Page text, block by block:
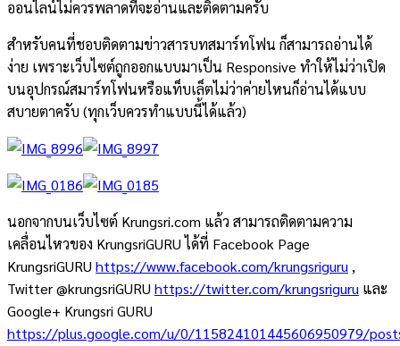
ออนไลน์ไม่ควรพลาดที่จะอ่านและติดตามครับ
สำหรับคนที่ชอบติดตามข่าวสารบทสมาร์ทโฟน ก็สามารถอ่านได้
ง่าย เพราะเว็บไซต์ถูกออกแบบมาเป็น Responsive ทำให้ไม่ว่าเปิด
บนอุปกรณ์สมาร์ทโฟนหรือแท็บเล็ตไม่ว่าค่ายไหนก็อ่านได้แบบ
สบายตาครับ (ทุกเว็บควรทำแบบนี้ได้แล้ว)
นอกจากบนเว็บไซต์ Krungsri.com แล้ว สามารถติดตามความ
เคลื่อนไหวของ KrungsriGURU ได้ที่ Facebook Page
KrungsriGURU https://www.facebook.com/krungsriguru ,
Twitter @krungsriGURU https://twitter.com/krungsriguru และ
Google+ Krungsri GURU
https://plus.google.com/u/0/115824101445606950979/